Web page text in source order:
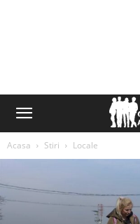
Acasa Stiri Locale